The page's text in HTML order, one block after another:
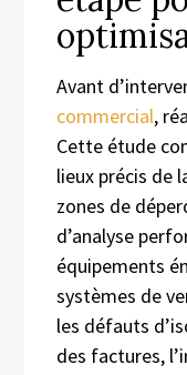
Avant
commercial,
Cette étude
lieux précis de
zones de
d’analyse
équipements
systèmes de
les défauts
des factures,